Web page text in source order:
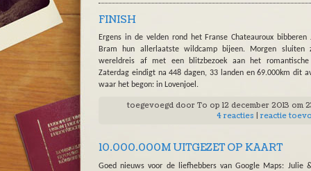
FINISH
Ergens in de velden rond het Franse Chateauroux bibberen
Bram hun allerlaatste wildcamp bijeen. Morgen sluiten
wereldreis af met een blitzbezoek aan het romantische
Zaterdag eindigt na 448 dagen, 33 landen en 69.000km dit
waar het begon: in Lovenjoel.
toegevoegd door To op 12 december 2013 om
4 reacties
reactie
10.000.000M UITGEZET OP KAART
Goed nieuws voor de liefhebbers van Google Maps: Julie